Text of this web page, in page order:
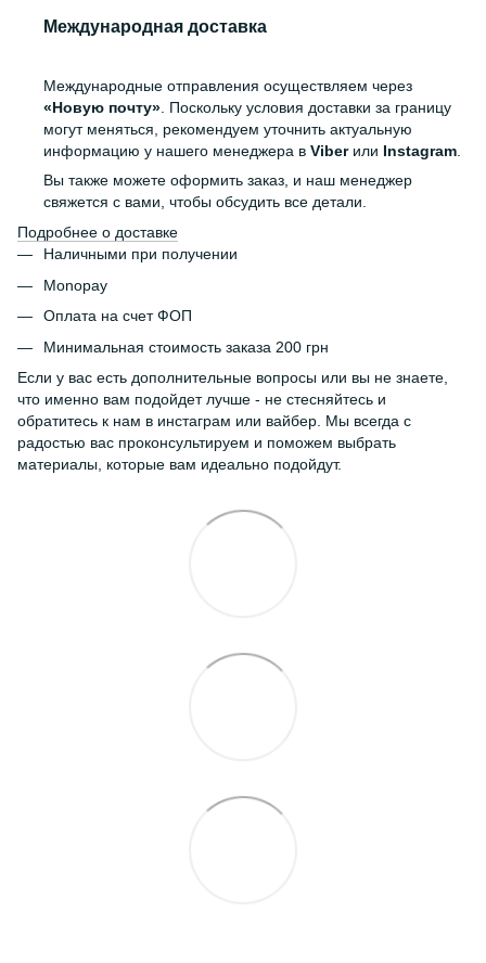
Международная доставка
Международные отправления осуществляем через
«Новую почту» . Поскольку условия доставки за границу
могут меняться, рекомендуем уточнить актуальную
информацию у нашего менеджера в Viberили Instagram
Вы также можете оформить заказ, и наш менеджер
свяжется с вами, чтобы обсудить все детали.
Подробнее о доставке
Наличными при получении
Monopay
Оплата на счет ФОП
Минимальная стоимость заказа 200 грн
Если у вас есть дополнительные вопросы или вы не знаете,
что именно вам подойдет лучше - не стесняйтесь и
обратитесь к нам в инстаграм или вайбер. Мы всегда с
радостью вас проконсультируем и поможем выбрать
материалы, которые вам идеально подойдут.